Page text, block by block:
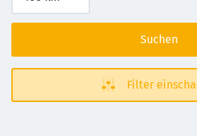
Suchen
Filter